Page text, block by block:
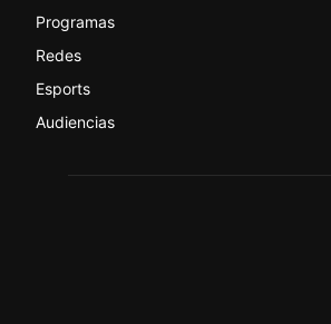
Programas
Redes
Esports
Audiencias